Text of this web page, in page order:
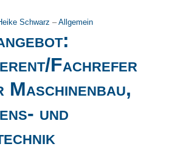
Schwarz–Allgemein
Fachrefer
und